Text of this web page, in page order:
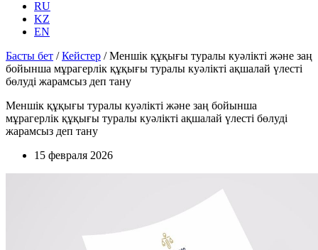
RU
KZ
EN
Басты бет /Кейстер /Меншік құқығы туралы куәлікті және заң
бойынша мұрагерлік құқығы туралы куәлікті ақшалай үлесті
бөлуді жарамсыз деп тану
Меншік құқығы туралы куәлікті және заң бойынша
мұрагерлік құқығы туралы куәлікті ақшалай үлесті бөлуді
жарамсыз деп тану
15 февраля 2026